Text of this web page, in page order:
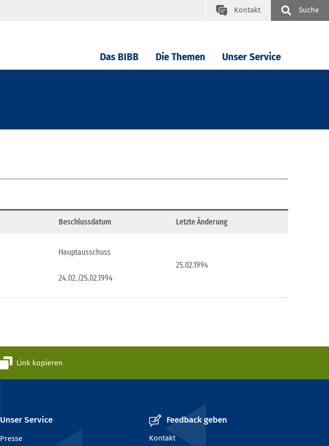
Kontakt Suche
Das BIBB Die Themen Unser Service
Beschlussdatum Letzte Änderung
Hauptausschuss
24.02./25.02.1994
25.02.1994
Link kopieren
Unser Service
Presse
Feedback geben
Kontakt